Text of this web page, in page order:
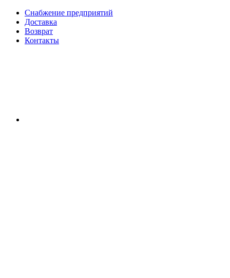
Снабжение предприятий
Доставка
Возврат
Контакты